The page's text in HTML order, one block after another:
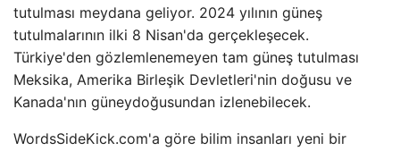
tutulması meydana geliyor. 2024 yılının güneş
tutulmalarının ilki 8 Nisan'da gerçekleşecek.
Türkiye'den gözlemlenemeyen tam güneş tutulması
Meksika, Amerika Birleşik Devletleri'nin doğusu ve
Kanada'nın güneydoğusundan izlenebilecek.
WordsSideKick.com'a göre bilim insanları yeni bir